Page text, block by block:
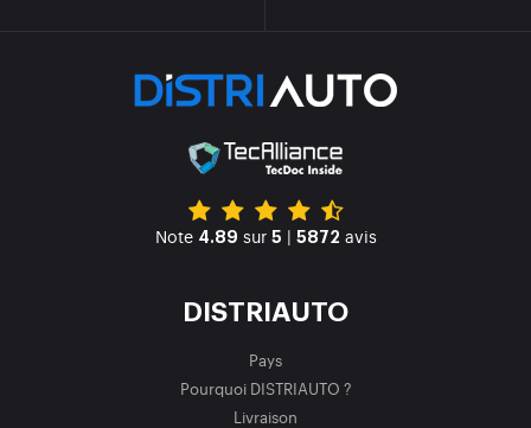
Note 4.89 sur 5 | 5872 avis
DISTRIAUTO
Pays
Pourquoi DISTRIAUTO ?
Livraison